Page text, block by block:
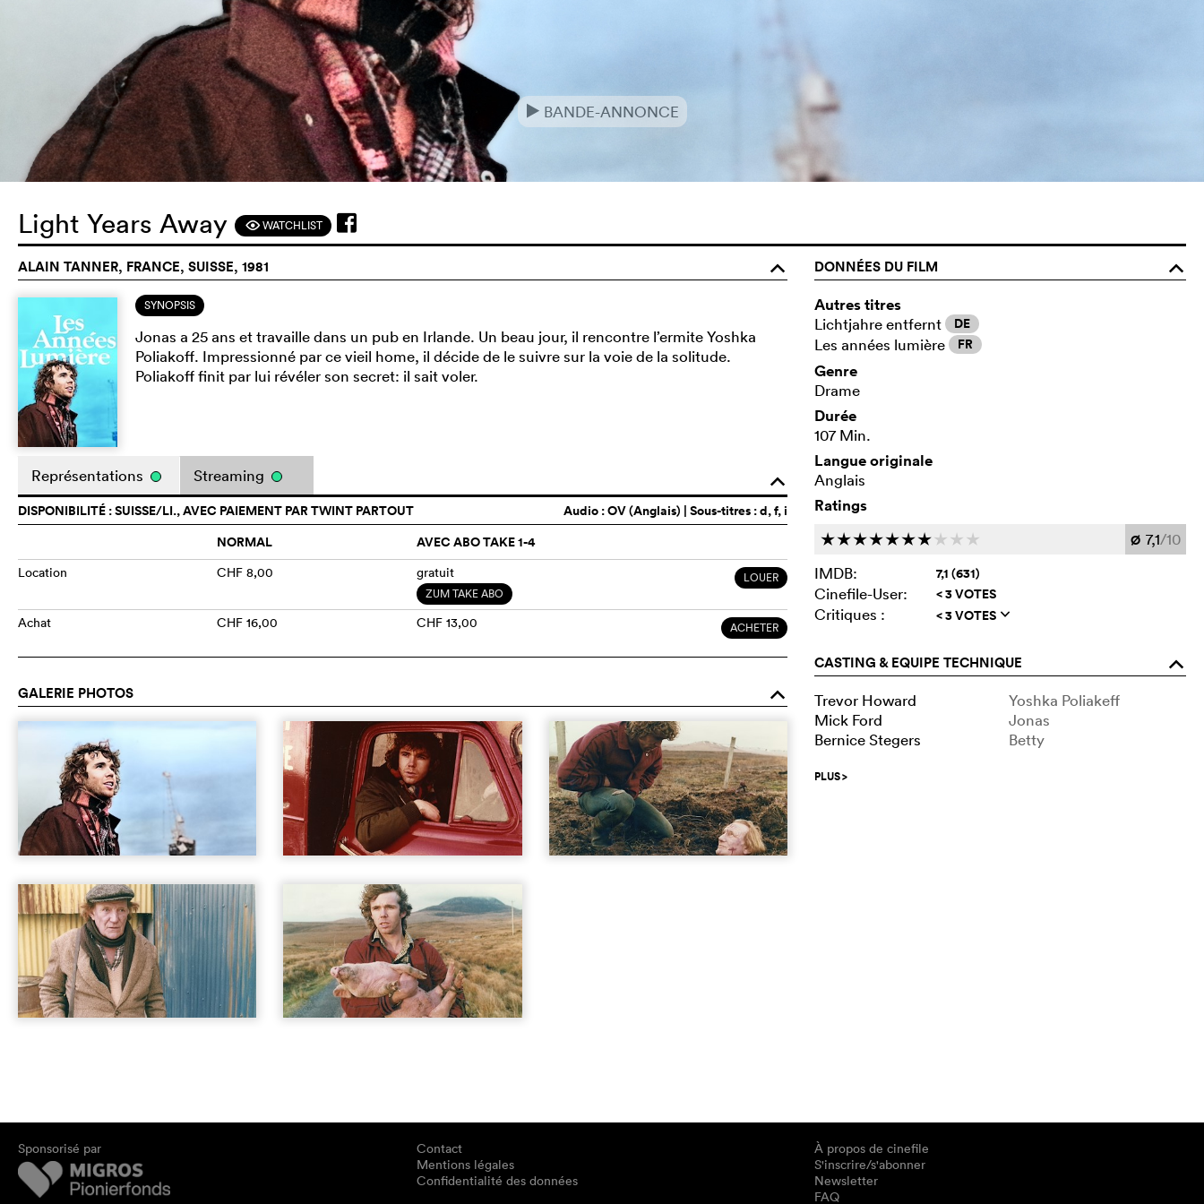
e BANDE-ANNONCE
Light Years Away FWATCHLIST
ALAIN TANNER, FRANCE, SUISSE, 1981 o
SYNOPSIS
Jonas a 25 ans et travaille dans un pub en Irlande. Un beau jour, il rencontre l’ermite Yoshka
Poliakoff. Impressionné par ce vieil home, il décide de le suivre sur la voie de la solitude.
Poliakoff finit par lui révéler son secret: il sait voler.
o
Représentations Streaming
Audio :OV (Anglais) | Sous-titres : d, f, i
DISPONIBILITÉ : SUISSE/LI., AVEC PAIEMENT PAR TWINT PARTOUT
NORMAL
AVEC ABO TAKE 1-4
Location CHF 8,00 gratuit
ZUM TAKE ABO
LOUER
Achat CHF 16,00 CHF 13,00 ACHETER
GALERIE PHOTOS o
DONNÉES DU FILM
o
Autres titres
Lichtjahre entfernt DE
Les années lumière FR
Genre
Drame
Durée
107 Min.
Langue originale
Anglais
Ratings
ccccccc c c c Ø 7,1/10
IMDB:
7,1 (631)
Cinefile-User: < 3 VOTES
Critiques : < 3 VOTES q
CASTING & EQUIPE TECHNIQUE o
Trevor Howard
Yoshka Poliakeff
Mick Ford
Jonas
Bernice Stegers
Betty
PLUS>
Sponsorisé par
Contact
Mentions légales
Confidentialité des données
À propos de cinefile
S'inscrire/s'abonner
Newsletter
FAQ